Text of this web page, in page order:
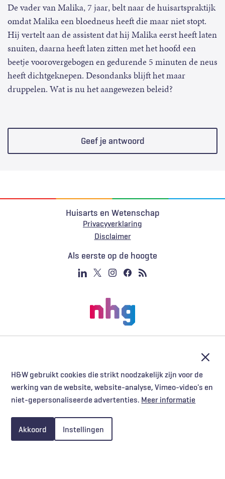
H&W gebruikt cookies die strikt noodzakelijk zijn voor de
werking van de website, website-analyse, Vimeo-video's en
niet-gepersonaliseerde advertenties. Meer informatie
Akkoord Instellingen
De vader van Malika, 7 jaar, belt naar de huisartspraktijk
omdat Malika een bloedneus heeft die maar niet stopt.
Hij vertelt aan de assistent dat hij Malika eerst heeft laten
snuiten, daarna heeft laten zitten met het hoofd een
beetje voorovergebogen en gedurende 5 minuten de neus
heeft dichtgeknepen. Desondanks blijft het maar
druppelen. Wat is nu het aangewezen beleid?
Geef je antwoord
Huisarts en Wetenschap
Privacyverklaring
Voet
Disclaimer
Als eerste op de hoogte